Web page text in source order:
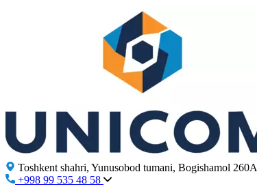
Toshkent shahri, Yunusobod tumani, Bogishamol 260A
+998 99 535 48 58